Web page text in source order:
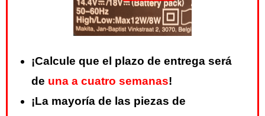
¡Calcule que el plazo de entrega será
de una a cuatro semanas!
¡La mayoría de las piezas de